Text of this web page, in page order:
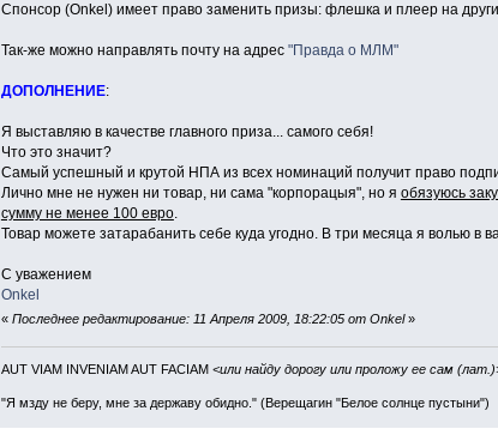
Спонсор (Onkel) имеет право заменить призы: флешка и плеер на
Так-же можно направлять почту на адрес "Правда о МЛМ"
ДОПОЛНЕНИЕ:
Я выставляю в качестве главного приза... самого себя!
Что это значит?
Самый успешный и крутой НПА из всех номинаций получит право
Лично мне не нужен ни товар, ни сама "корпорацыя", но я обязуюсь
сумму не менее 100 евро.
Товар можете затарабанить себе куда угодно. В три месяца я волью в
С уважением
Onkel
« Последнее редактирование: 11 Апреля 2009, 18:22:05 от Onkel»
AUT VIAM INVENIAM AUT FACIAM <или найду дорогу или проложу ее сам
"Я мзду не беру, мне за державу обидно." (Верещагин "Белое солнце пустыни")